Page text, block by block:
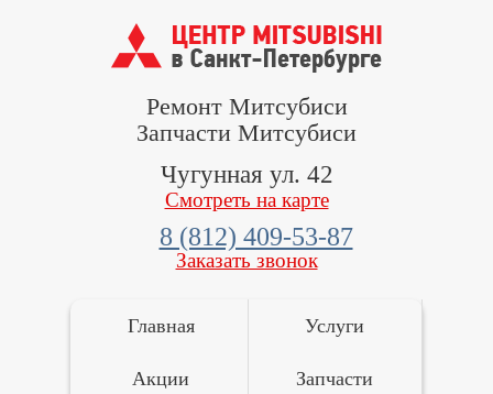
Ремонт Митсубиси
Запчасти Митсубиси
Чугунная ул. 42
Смотреть на карте
8 (812) 409-53-87
Заказать звонок
Главная
Акции
Услуги
Запчасти